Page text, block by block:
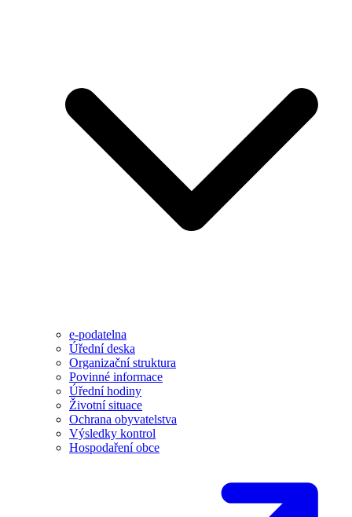
e-podatelna
Úřední deska
Organizační struktura
Povinné informace
Úřední hodiny
Životní situace
Ochrana obyvatelstva
Výsledky kontrol
Hospodaření obce